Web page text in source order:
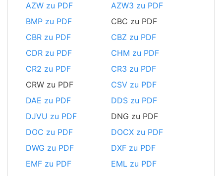
AZW zu PDF
AZW3 zu PDF
BMP zu PDF
CBC zu PDF
CBR zu PDF
CBZ zu PDF
CDR zu PDF
CHM zu PDF
CR2 zu PDF
CR3 zu PDF
CRW zu PDF
CSV zu PDF
DAE zu PDF
DDS zu PDF
DJVU zu PDF
DNG zu PDF
DOC zu PDF
DOCX zu PDF
DWG zu PDF
DXF zu PDF
EMF zu PDF
EML zu PDF